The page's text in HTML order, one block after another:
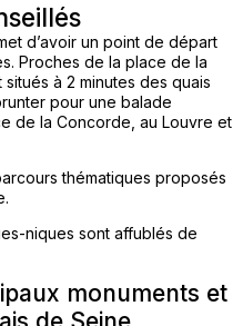
d’avoir un point de départ
Proches de la place de la
à 2 minutes des quais
pour une balade
de la Concorde, au Louvre et
thématiques proposés
niques sont affublés de
monuments et